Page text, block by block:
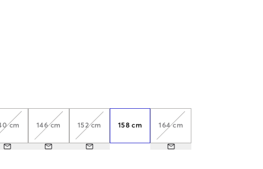
cm 146 cm 152 cm 158 cm 164 cm